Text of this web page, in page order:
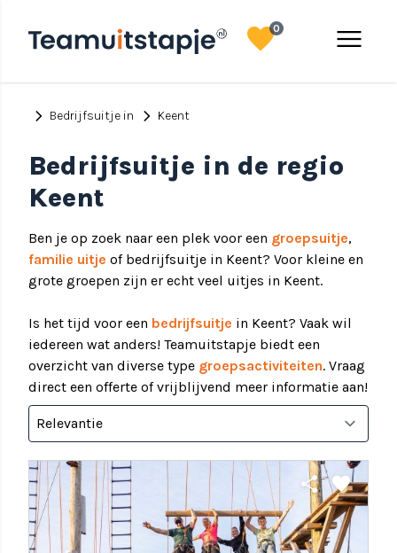
menu
favorite0
chevron_right Bedrijfsuitje in chevron_right Keent
Bedrijfsuitje in de regio
Keent
Ben je op zoek naar een plek voor een groepsuitje,
familie uitje of bedrijfsuitje in Keent? Voor kleine en
grote groepen zijn er echt veel uitjes in Keent.
Is het tijd voor een bedrijfsuitje in Keent? Vaak wil
iedereen wat anders! Teamuitstapje biedt een
overzicht van diverse type groepsactiviteiten. Vraag
direct een offerte of vrijblijvend meer informatie aan!
share favorite